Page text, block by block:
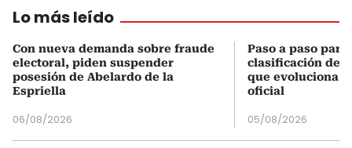
Lo más leído
Con nueva demanda sobre fraude
electoral, piden suspender
posesión de Abelardo de la
Espriella
06/08/2026
Paso a paso
clasificación del
que evoluciona
oficial
05/08/2026